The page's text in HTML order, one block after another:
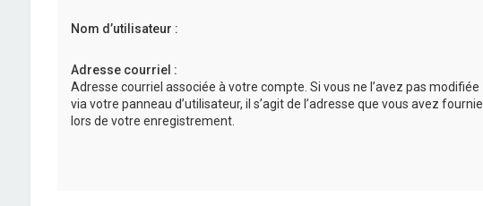
Nom d’utilisateur :
Adresse courriel :
Adresse courriel associée à votre compte. Si vous ne l’avez pas modifiée
via votre panneau d’utilisateur, il s’agit de l’adresse que vous avez fournie
lors de votre enregistrement.